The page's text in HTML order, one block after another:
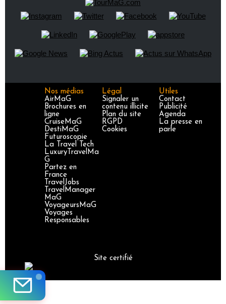
Nos médias
AirMaG
Brochures en
ligne
CruiseMaG
DestiMaG
Futuroscopie
La Travel Tech
LuxuryTravelMa
G
Partez en
France
TravelJobs
TravelManager
MaG
VoyageursMaG
Voyages
Responsables
Légal
Signaler un
contenu illicite
Plan du site
RGPD
Cookies
Utiles
Contact
Publicité
Agenda
La presse en
parle
Site certifié